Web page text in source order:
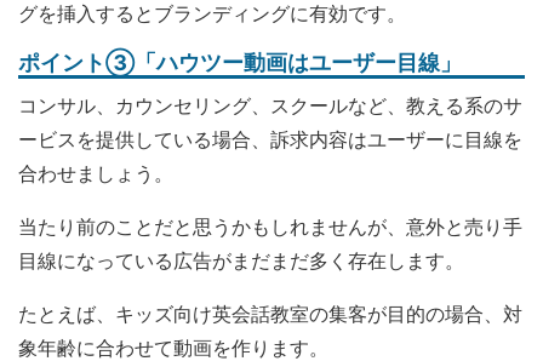
グを挿入するとブランディングに有効です。
ポイント③「ハウツー動画はユーザー目線」
コンサル、カウンセリング、スクールなど、教える系のサ
ービスを提供している場合、訴求内容はユーザーに目線を
合わせましょう。
当たり前のことだと思うかもしれませんが、意外と売り手
目線になっている広告がまだまだ多く存在します。
たとえば、キッズ向け英会話教室の集客が目的の場合、対
象年齢に合わせて動画を作ります。